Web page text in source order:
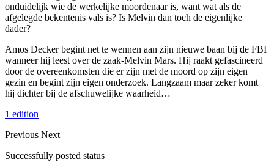
onduidelijk wie de werkelijke moordenaar is, want wat als de
afgelegde bekentenis vals is? Is Melvin dan toch de eigenlijke
dader?
Amos Decker begint net te wennen aan zijn nieuwe baan bij de FBI
wanneer hij leest over de zaak-Melvin Mars. Hij raakt gefascineerd
door de overeenkomsten die er zijn met de moord op zijn eigen
gezin en begint zijn eigen onderzoek. Langzaam maar zeker komt
hij dichter bij de afschuwelijke waarheid…
1 edition
Previous Next
Successfully posted status